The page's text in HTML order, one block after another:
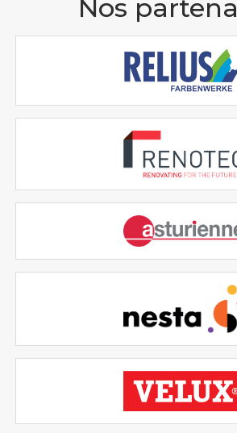
Nos